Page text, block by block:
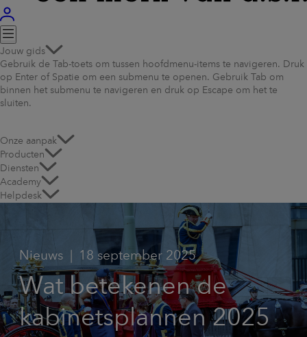
Jouw gids
Gebruik de Tab-toets om tussen hoofdmenu-items te navigeren. Druk
op Enter of Spatie om een submenu te openen. Gebruik Tab om
binnen het submenu te navigeren en druk op Escape om het te
sluiten.
Onze aanpak
Producten
Diensten
Academy
Helpdesk
Nieuws 18 september 2025
Wat betekenen de
kabinetsplannen 2025